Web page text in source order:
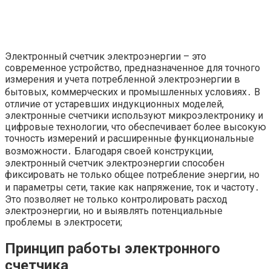
Электронный счетчик электроэнергии – это
современное устройство, предназначенное для точного
измерения и учета потребленной электроэнергии в
бытовых, коммерческих и промышленных условиях․ В
отличие от устаревших индукционных моделей,
электронные счетчики используют микроэлектронику и
цифровые технологии, что обеспечивает более высокую
точность измерений и расширенные функциональные
возможности․ Благодаря своей конструкции,
электронный счетчик электроэнергии способен
фиксировать не только общее потребление энергии, но
и параметры сети, такие как напряжение, ток и частоту․
Это позволяет не только контролировать расход
электроэнергии, но и выявлять потенциальные
проблемы в электросети;
Принцип работы электронного
счетчика